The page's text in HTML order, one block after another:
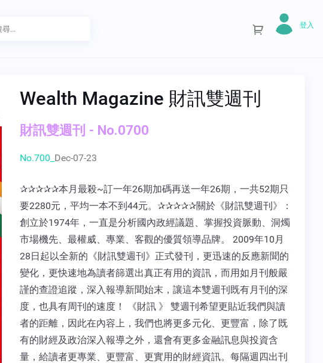
登入
Wealth Magazine 財訊雙週刊
財訊雙週刊 - No.0700
No.700_ Dec-07-23
✰✰✰✰✰本月最殺~訂一年26期加碼再送一年26期，一共52期只
要2280元，平均一本不到44元。✰✰✰✰✰關於《財訊雙週刊》：
創立於1974年，一直是分析國內政經議題、掌握投資脈動、洞燭
市場機先、最權威、專業、客觀的優質領導品牌。 2009年10月
28日起以全新的《財訊雙週刊》正式發刊，更迅速的反應新聞的
變化，更快速地為讀者篩選出真正有用的資訊，而用如月刊般嚴
謹的查證追蹤，深入報導新聞始末，讓這本雙週刊既有月刊的深
度，也具有周刊的速度！ 《財訊 》 雙週刊希望更貼近我們與讀
者的距離，因此在內容上，我們也將更多元化、更豐富，除了既
有的財經及政治深入報導之外，還會有更多金融訊息與投資含
量，給讀者更專業、更豐富、更實用的財經資訊。每隔週四出刊